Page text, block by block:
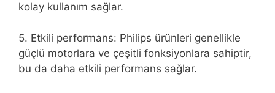
kolay kullanım sağlar.
5. Etkili performans: Philips ürünleri genellikle
güçlü motorlara ve çeşitli fonksiyonlara sahiptir,
bu da daha etkili performans sağlar.